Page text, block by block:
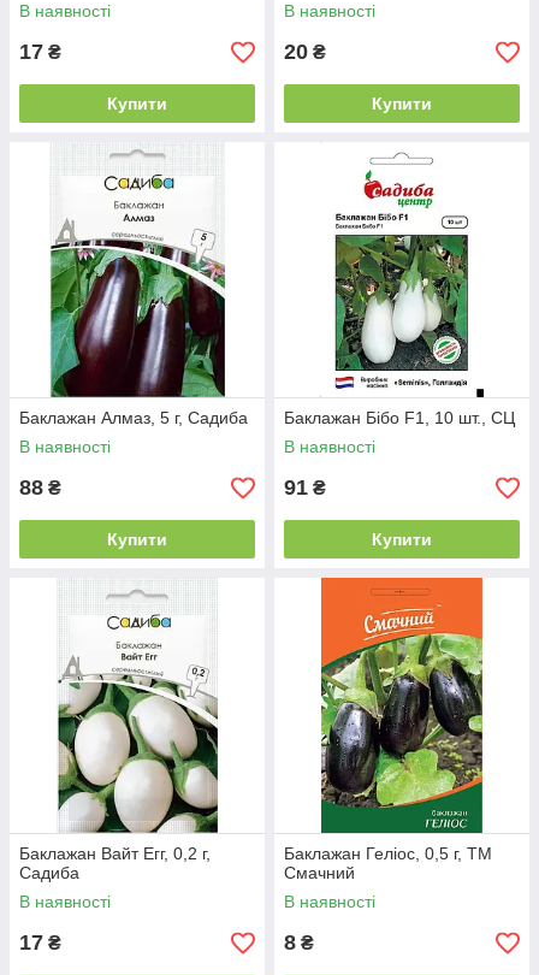
В наявності
17 ₴
Купити
В наявності
20 ₴
Купити
Баклажан Алмаз, 5 г, Садиба
В наявності
88 ₴
Купити
Баклажан Бібо F1, 10 шт., СЦ
В наявності
91 ₴
Купити
Баклажан Вайт Егг, 0,2 г,
Садиба
В наявності
17 ₴
Баклажан Геліос, 0,5 г, ТМ
Смачний
В наявності
8 ₴